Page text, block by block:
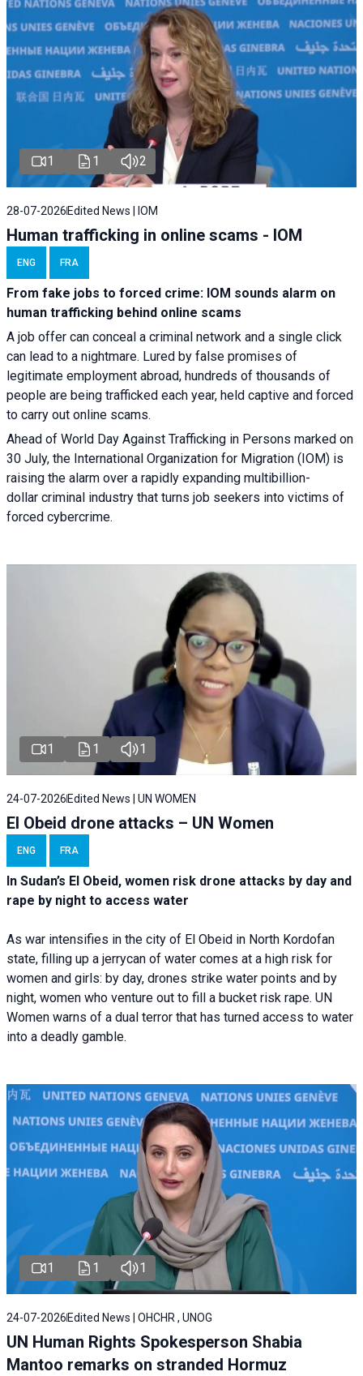
1 1 2
28-07-2026 Edited News | IOM
Human trafficking in online scams - IOM
ENG FRA
From fake jobs to forced crime: IOM sounds alarm on
human trafficking behind online scams
A job offer can conceal a criminal network and a single click
can lead to a nightmare. Lured by false promises of
legitimate employment abroad, hundreds of thousands of
people are being trafficked each year, held captive and forced
to carry out online scams.
Ahead of World Day Against Trafficking in Persons marked on
30 July, the International Organization for Migration (IOM) is
raising the alarm over a rapidly expanding multibillion-
dollar criminal industry that turns job seekers into victims of
forced cybercrime.
1 1 1
24-07-2026Edited News | UN WOMEN
El Obeid drone attacks – UN Women
ENG FRA
In Sudan’s El Obeid, women risk drone attacks by day and
rape by night to access water
As war intensifies in the city of El Obeid in North Kordofan
state, filling up a jerrycan of water comes at a high risk for
women and girls: by day, drones strike water points and by
night, women who venture out to fill a bucket risk rape. UN
Women warns of a dual terror that has turned access to water
into a deadly gamble.
1 1 1
24-07-2026 Edited News | OHCHR , UNOG
UN Human Rights Spokesperson Shabia
Mantoo remarks on stranded Hormuz